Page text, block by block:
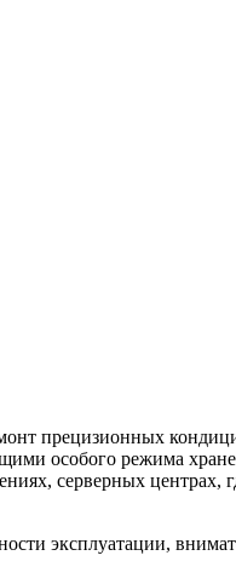
прецизионных
особого режима
серверных центрах,
эксплуатации,